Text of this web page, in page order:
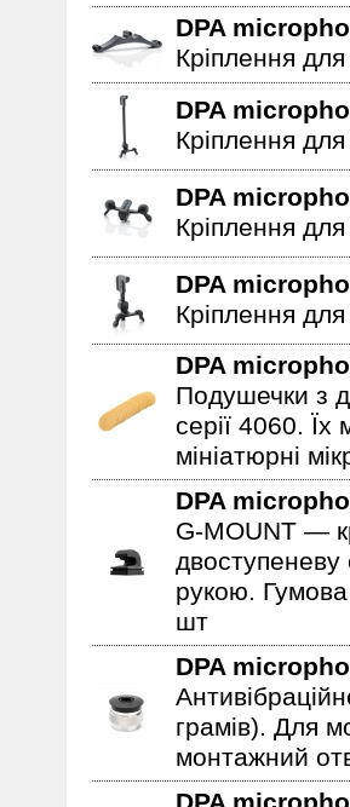
DPA
Кріплення
DPA
Кріплення
DPA
Кріплення
DPA
Кріплення
DPA
Подушечки з
серії 4060.
мініатюрні
DPA
G-MOUNT —
двоступеневу
рукою. Гумова
шт
DPA
грамів). Для
монтажний